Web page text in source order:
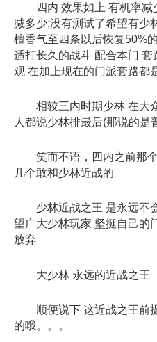
四内 效果如上 有机率减
减多少;没有测试了希望有少
檀香气至四条以后恢复50%
适打长久的战斗 配合本门
观 在加上现在的门派套路都
相较三内时期少林 在大众
人都说少林排最后(那说的是
笑而不语，四内之前那个
几个敢和少林近战的
少林近战之王 是永远不
望广大少林玩家 坚挺自己的
放弃
大少林 永远的近战之王
顺便说下 这近战之王前
的哦。。。